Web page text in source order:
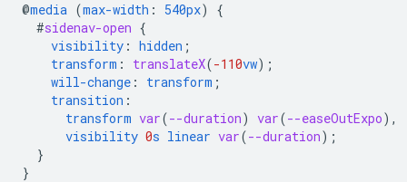
@media (max-width : 540px)
{
#sidenav-open {
visibility : hidden ;
transform : translateX(-110vw);
will-change : transform ;
transition :
transform var(--duration) var(--easeOutExpo),
visibility 0s linear var(--duration);
}
}